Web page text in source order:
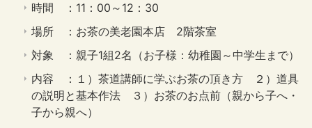
時間 ：11：00～12：30
場所 ：お茶の美老園本店 2階茶室
対象 ：親子1組2名（お子様：幼稚園～中学生まで）
内容 ：１）茶道講師に学ぶお茶の頂き方 ２）道具
の説明と基本作法 ３）お茶のお点前（親から子へ・
子から親へ）